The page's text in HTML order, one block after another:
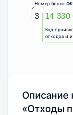
3
Номер блока
Код
отходов и
14 330
Описание
«Отходы